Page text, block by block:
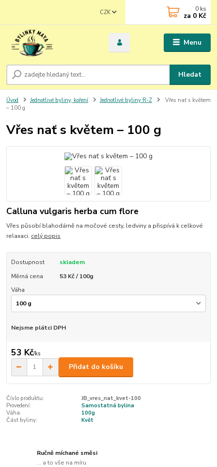
Menu
CZK
Hledat
0 ks
za 0 Kč
Úvod Jednotlivé byliny, koření Jednotlivé byliny R-Z
Vřes nať s květem
– 100 g
Vřes nať s květem – 100 g
Calluna vulgaris herba cum flore
Vřes působí blahodárně na močové cesty, ledviny a přispívá k celkové
relaxaci. celý popis
Dostupnost
skladem
Měrná cena
53 Kč / 100g
Váha
Nejsme plátci DPH
53 Kč/ks
Přidat do košíku
Číslo produktu:
JB_vres_nat_kvet-100
Provedení:
Samostatná bylina
Váha:
100g
Část byliny:
Květ
Ručně míchané směsi
... a to vše na míru